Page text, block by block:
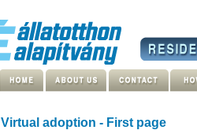
Virtual adoption - First page